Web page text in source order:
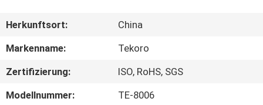
ÜBER
UNS
WERKSBESICHTIGUNG
Herkunftsort:
China
Markenname:
Tekoro
Zertifizierung:
ISO, RoHS, SGS
Modellnummer:
TE-8006